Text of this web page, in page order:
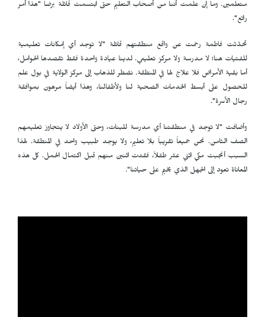
متعلمين. وما إن علمت أننا من أصحاب التعليم حتى ابتسمت قائلة برضا "هذا أمر
رائع".
تحدّثت فاطمة رحمت عن واقع منطقتهم قائلة "لا توجد أي إمكانات تعليمية
للفتيات هنا؛ لا مدرسة ولا مركز تعليمي. لدينا عيادة واحدة فقط تقصدها الحوامل،
أما بقية الأمراض فلا علاج لها في المنطقة. نضطر للذهاب إلى مركز الولاية في بول علم
للحصول على أبسط الخدمات الصحية لنا ولأطفالنا، وهذا أيضاً مرهون بموافقة
رجال الأسرة".
وأضافت "لا توجد في منطقتنا أي مدرسة للبنات، وحتى الأولاد لا يتجاوز تعليمهم
الصف الثامن. نحن جميعاً تقريباً بلا تعليم، ولا يوجد طبيب واحد في المنطقة. لهذا
السبب أنجبت مكي اثني عشر طفلاً، فقدت اثنين منهم قبل اكتمال الحمل. كل هذه
المعاناة تعود إلى الجهل الذي يخيّم على حياتنا".